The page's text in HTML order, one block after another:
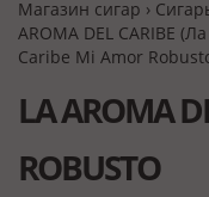
Магазин сигар ›
AROMA DEL CARIBE
Caribe Mi Amor
LA AROMA
ROBUSTO